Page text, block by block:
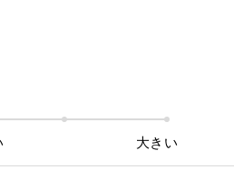
大きい